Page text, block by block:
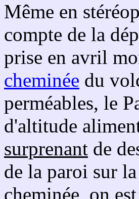
Même en
compte de la
prise en avril
cheminée du
perméables, le
d'altitude
surprenant de
de la paroi sur
cheminée, on